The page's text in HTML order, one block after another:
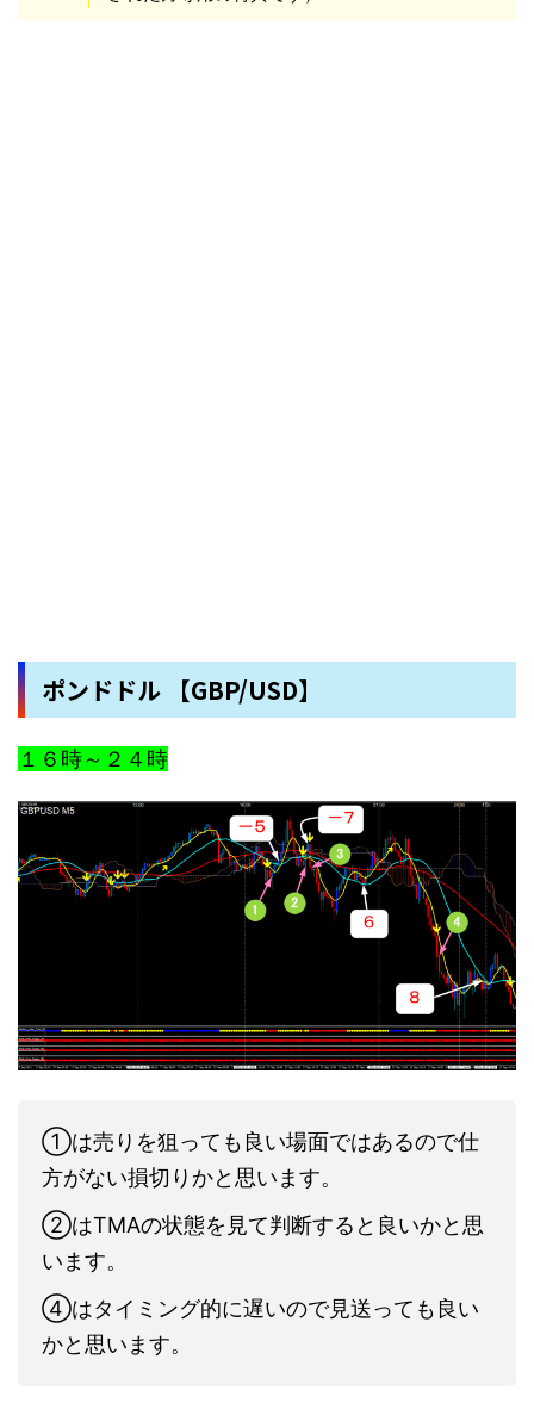
ポンドドル 【GBP/USD】
１６時～２４時
①は売りを狙っても良い場面ではあるので仕
方がない損切りかと思います。
②はTMAの状態を見て判断すると良いかと思
います。
④はタイミング的に遅いので見送っても良い
かと思います。